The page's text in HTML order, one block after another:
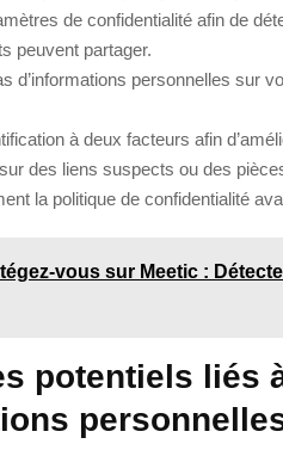
de confidentialité afin de
peuvent partager.
d’informations personnelles sur
à deux facteurs afin
des liens suspects ou des
la politique de confidentialité
vous sur Meetic :
potentiels liés